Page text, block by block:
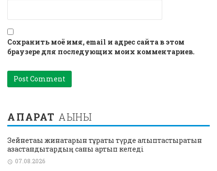
Сохранить моё имя, email и адрес сайта в этом
браузере для последующих моих комментариев.
АҚПАРАТ АҒЫНЫ
Зейнетақы жинақтарын тұрақты түрде қалыптастыратын
қазақстандықтардың саны артып келеді
07.08.2026